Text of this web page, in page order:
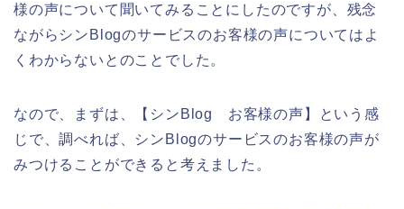
様の声について聞いてみることにしたのですが、残念
ながらシンBlogのサービスのお客様の声についてはよ
くわからないとのことでした。
なので、まずは、【シンBlog お客様の声】という感
じで、調べれば、シンBlogのサービスのお客様の声が
みつけることができると考えました。